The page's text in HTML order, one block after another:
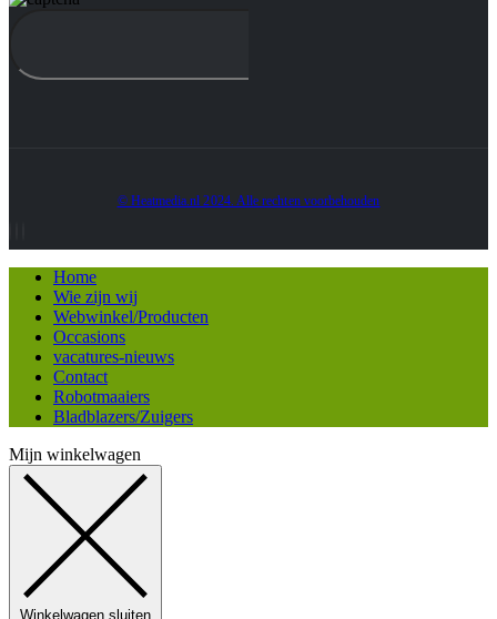
© Heatmedia.nl 2024. Alle rechten voorbehouden
Home
Wie zijn wij
Webwinkel/Producten
Occasions
vacatures-nieuws
Contact
Robotmaaiers
Bladblazers/Zuigers
Mijn winkelwagen
Winkelwagen sluiten